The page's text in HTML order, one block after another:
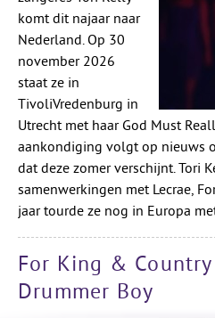
komt dit najaar naar
Nederland. Op 30
november 2026
staat ze in
TivoliVredenburg in
Utrecht met haar God Must
aankondiging volgt op nieuws
dat deze zomer verschijnt. Tori
samenwerkingen met Lecrae,
jaar tourde ze nog in Europa
For King &
Drummer Boy